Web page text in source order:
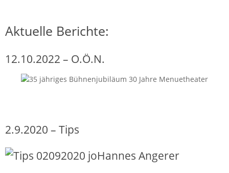
Aktuelle Berichte:
12.10.2022 – O.Ö.N.
2.9.2020 – Tips